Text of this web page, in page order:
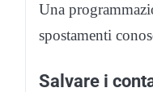
Una
spostamenti
Salvare i